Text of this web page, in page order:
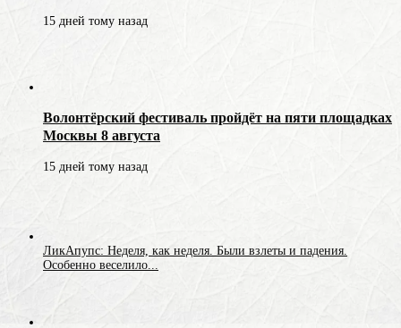
15 дней тому назад
Волонтёрский фестиваль пройдёт на пяти площадках
Москвы 8 августа
15 дней тому назад
ЛикАпупс: Неделя, как неделя. Были взлеты и падения.
Особенно веселило...